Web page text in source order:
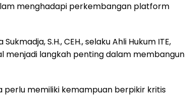
menghadapi perkembangan platform
S.H., CEH., selaku Ahli Hukum ITE,
menjadi langkah penting dalam membangun
perlu memiliki kemampuan berpikir kritis